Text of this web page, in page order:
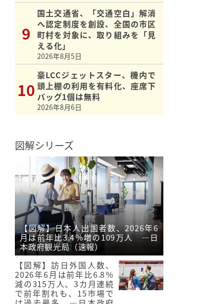
国土交通省、「交通空白」解消
へ認定制度を創設、全国の市区
町村を対象に、取り組みを「見
える化」
2026年8月5日
豪LCCジェットスター、機内で
頭上棚の利用を有料化、座席下
バッグ1個は無料
2026年8月6日
図解シリーズ
【図解】日本人出国者数、2026年6
月は前年比3.4％増の109万人 ―日
本政府観光局（速報）
【図解】訪日外国人数、
2026年6月は前年比6.8％
減の315万人、3カ月連続
で前年割れも、15市場で